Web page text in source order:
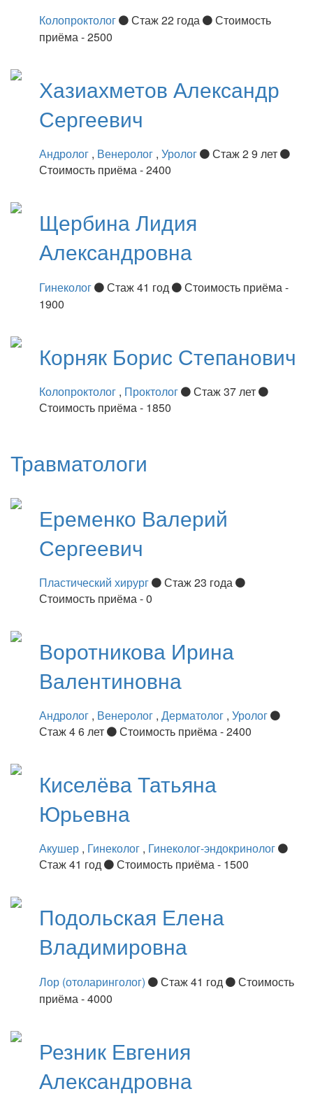
Колопроктолог Стаж 22 года
Стоимость
приёма - 2500
Хазиахметов Александр
Сергеевич
Андролог , Венеролог , Уролог
Стаж 2 9 лет
Стоимость приёма - 2400
ЩербинаЛидия
Александровна
Гинеколог Стаж 41 год
Стоимость приёма -
1900
Корняк Борис Степанович
Колопроктолог , Проктолог
Стаж 37 лет
Стоимость приёма - 1850
Травматологи
Еременко Валерий
Сергеевич
Пластический хирург
Стаж 23 года
Стоимость приёма - 0
Воротникова Ирина
Валентиновна
Андролог , Венеролог , Дерматолог , Уролог
Стаж 4 6 лет
Стоимость приёма - 2400
КиселёваТатьяна
Юрьевна
Акушер , Гинеколог , Гинеколог-эндокринолог
Стаж 41 год
Стоимость приёма - 1500
Подольская Елена
Владимировна
Лор (отоларинголог) Стаж 41 год
Стоимость
приёма - 4000
Резник Евгения
Александровна